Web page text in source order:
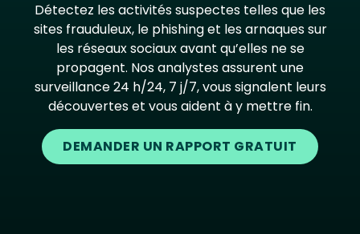
Détectez les activités suspectes telles que les
sites frauduleux, le phishing et les arnaques sur
les réseaux sociaux avant qu’elles ne se
propagent. Nos analystes assurent une
surveillance 24 h/24, 7 j/7, vous signalent leurs
découvertes et vous aident à y mettre fin.
DEMANDER UN RAPPORT GRATUIT